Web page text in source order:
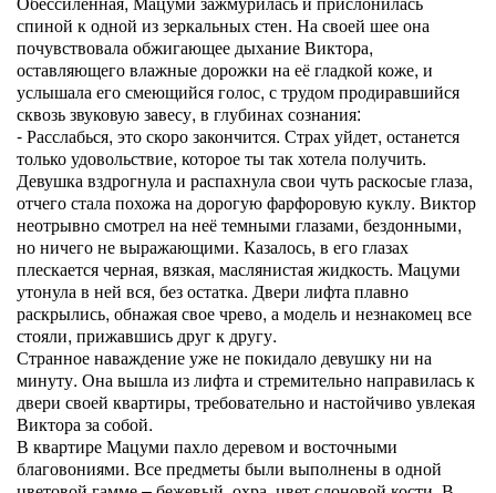
спиной к одной из зеркальных стен. На своей шее она
почувствовала обжигающее дыхание Виктора,
оставляющего влажные дорожки на её гладкой коже, и
услышала его смеющийся голос, с трудом продиравшийся
сквозь звуковую завесу, в глубинах сознания:
- Расслабься, это скоро закончится. Страх уйдет, останется
только удовольствие, которое ты так хотела получить.
Девушка вздрогнула и распахнула свои чуть раскосые глаза,
отчего стала похожа на дорогую фарфоровую куклу. Виктор
неотрывно смотрел на неё темными глазами, бездонными,
но ничего не выражающими. Казалось, в его глазах
плескается черная, вязкая, маслянистая жидкость. Мацуми
утонула в ней вся, без остатка. Двери лифта плавно
раскрылись, обнажая свое чрево, а модель и незнакомец все
стояли, прижавшись друг к другу.
Странное наваждение уже не покидало девушку ни на
минуту. Она вышла из лифта и стремительно направилась к
двери своей квартиры, требовательно и настойчиво увлекая
Виктора за собой.
В квартире Мацуми пахло деревом и восточными
благовониями. Все предметы были выполнены в одной